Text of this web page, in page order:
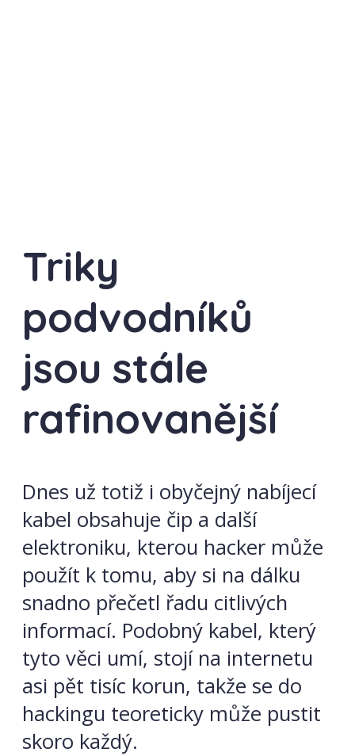
Triky
podvodníků
jsou stále
rafinovanější
Dnes už totiž i obyčejný nabíjecí
kabel obsahuje čip a další
elektroniku, kterou hacker může
použít k tomu, aby si na dálku
snadno přečetl řadu citlivých
informací. Podobný kabel, který
tyto věci umí, stojí na internetu
asi pět tisíc korun, takže se do
hackingu teoreticky může pustit
skoro každý.